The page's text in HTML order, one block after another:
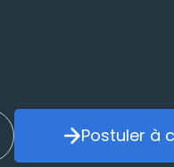
mon alertePostuler à